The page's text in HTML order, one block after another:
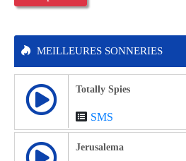
MEILLEURES SONNERIES
Totally Spies
SMS
Jerusalema